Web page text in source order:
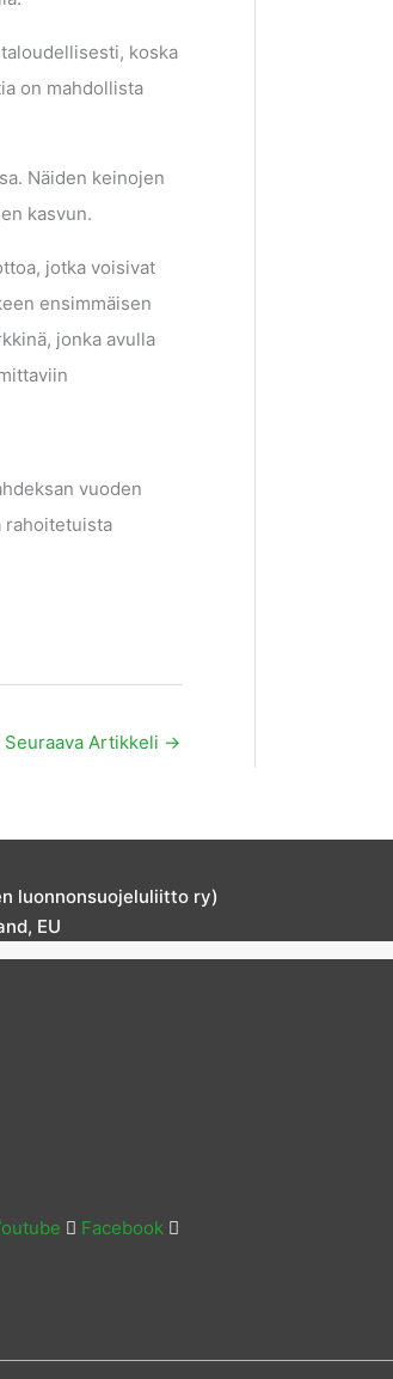
koska
on mahdollista
Näiden keinojen
kasvun.
jotka voisivat
ensimmäisen
jonka avulla
vuoden
rahoitetuista
Seuraava Artikkeli →
luonnonsuojeluliitto ry)
EU
Facebook